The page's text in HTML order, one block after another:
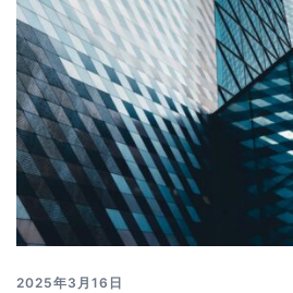
2025年3月16日